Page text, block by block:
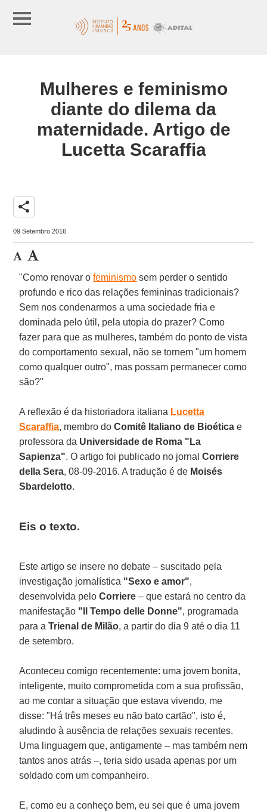
Mulheres e feminismo
diante do dilema da
maternidade. Artigo de
Lucetta Scaraffia
share
09 Setembro 2016
"Como renovar ofeminismo sem perder o sentido
profundo e rico das relações femininas tradicionais?
Sem nos condenarmos a uma sociedade fria e
dominada pelo útil, pela utopia do prazer? Como
fazer para que as mulheres, também do ponto de vista
do comportamento sexual, não se tornem "um homem
como qualquer outro", mas possam permanecer como
são?"
A reflexão é da historiadora italiana Lucetta
Scaraffia, membro doComitê Italiano de Bioética e
professora da Universidade de Roma "La
Sapienza". O artigo foi publicado no jornalCorriere
della Sera, 08-09-2016. A tradução é de Moisés
Sbardelotto.
Eis o texto.
Este artigo se insere no debate – suscitado pela
investigação jornalística "Sexo e amor",
desenvolvida peloCorriere – que estará no centro da
manifestação "Il Tempo delle Donne", programada
para aTrienal de Milão, a partir do dia 9 até o dia 11
de setembro.
Aconteceu comigo recentemente: uma jovem bonita,
inteligente, muito comprometida com a sua profissão,
ao me contar a situação que estava vivendo, me
disse: "Há três meses eu não bato cartão", isto é,
aludindo à ausência de relações sexuais recentes.
Uma linguagem que, antigamente – mas também nem
tantos anos atrás –, teria sido usada apenas por um
soldado com um companheiro.
E, como eu a conheço bem, eu sei que é uma jovem